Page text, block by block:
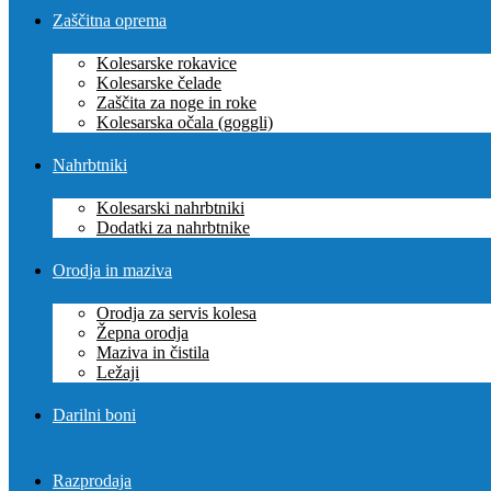
Zaščitna oprema
Kolesarske rokavice
Kolesarske čelade
Zaščita za noge in roke
Kolesarska očala (goggli)
Nahrbtniki
Kolesarski nahrbtniki
Dodatki za nahrbtnike
Orodja in maziva
Orodja za servis kolesa
Žepna orodja
Maziva in čistila
Ležaji
Darilni boni
Razprodaja